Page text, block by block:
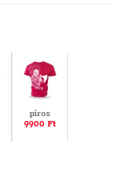
piros
9900 Ft